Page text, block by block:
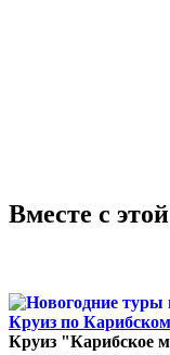
Вместе с
Круиз по
Круиз "Карибское